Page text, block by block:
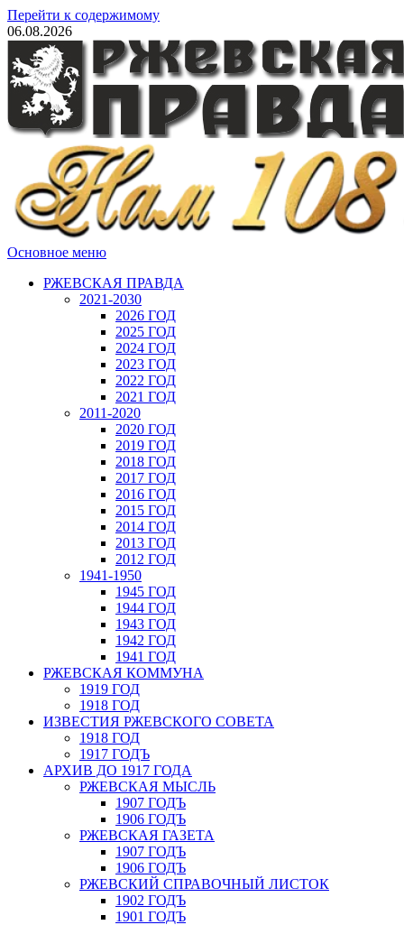
Перейти к содержимому
06.08.2026
Основное меню
РЖЕВСКАЯ ПРАВДА
2021-2030
2026 ГОД
2025 ГОД
2024 ГОД
2023 ГОД
2022 ГОД
2021 ГОД
2011-2020
2020 ГОД
2019 ГОД
2018 ГОД
2017 ГОД
2016 ГОД
2015 ГОД
2014 ГОД
2013 ГОД
2012 ГОД
1941-1950
1945 ГОД
1944 ГОД
1943 ГОД
1942 ГОД
1941 ГОД
РЖЕВСКАЯ КОММУНА
1919 ГОД
1918 ГОД
ИЗВЕСТИЯ РЖЕВСКОГО СОВЕТА
1918 ГОД
1917 ГОДЪ
АРХИВ ДО 1917 ГОДА
РЖЕВСКАЯ МЫСЛЬ
1907 ГОДЪ
1906 ГОДЪ
РЖЕВСКАЯ ГАЗЕТА
1907 ГОДЪ
1906 ГОДЪ
РЖЕВСКИЙ СПРАВОЧНЫЙ ЛИСТОК
1902 ГОДЪ
1901 ГОДЪ